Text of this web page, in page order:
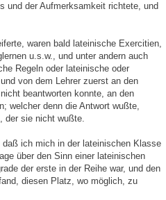
und der Aufmerksamkeit richtete, und
waren bald lateinische Exercitien,
u.s.w., und unter andern auch
Regeln oder lateinische oder
von dem Lehrer zuerst an den
beantworten konnte, an den
welcher denn die Antwort wußte,
der sie nicht wußte.
ich mich in der lateinischen Klasse
über den Sinn einer lateinischen
der erste in der Reihe war, und den
diesen Platz, wo möglich, zu